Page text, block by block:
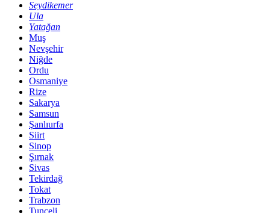
Seydikemer
Ula
Yatağan
Muş
Nevşehir
Niğde
Ordu
Osmaniye
Rize
Sakarya
Samsun
Şanlıurfa
Siirt
Sinop
Şırnak
Sivas
Tekirdağ
Tokat
Trabzon
Tunceli